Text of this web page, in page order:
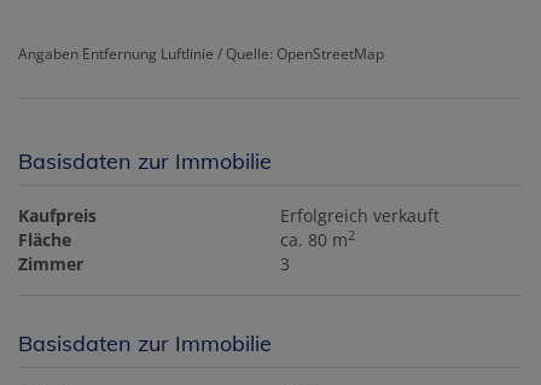
Angaben Entfernung Luftlinie / Quelle: OpenStreetMap
Basisdaten zur Immobilie
Kaufpreis
Erfolgreich verkauft
Fläche
ca. 80 m2
Zimmer 3
Basisdaten zur Immobilie